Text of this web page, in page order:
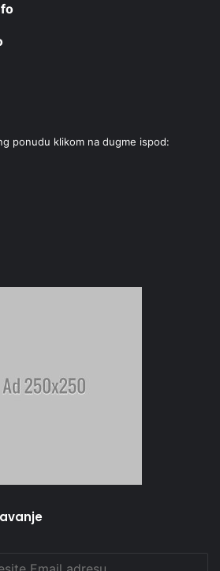
ponudu klikom na dugme ispod: